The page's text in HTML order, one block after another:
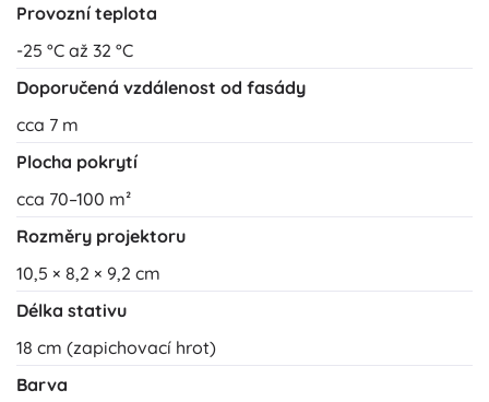
Provozní teplota
-25 °C až 32 °C
Doporučená vzdálenost od fasády
cca 7 m
Plocha pokrytí
cca 70–100 m²
Rozměry projektoru
10,5 × 8,2 × 9,2 cm
Délka stativu
18 cm (zapichovací hrot)
Barva